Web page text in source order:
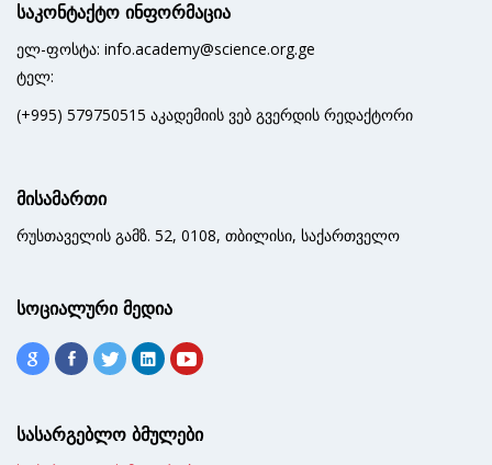
საკონტაქტო ინფორმაცია
ელ-ფოსტა: info.academy@science.org.ge
ტელ:
(+995) 579750515 აკადემიის ვებ გვერდის რედაქტორი
მისამართი
რუსთაველის გამზ. 52, 0108, თბილისი, საქართველო
სოციალური მედია
სასარგებლო ბმულები